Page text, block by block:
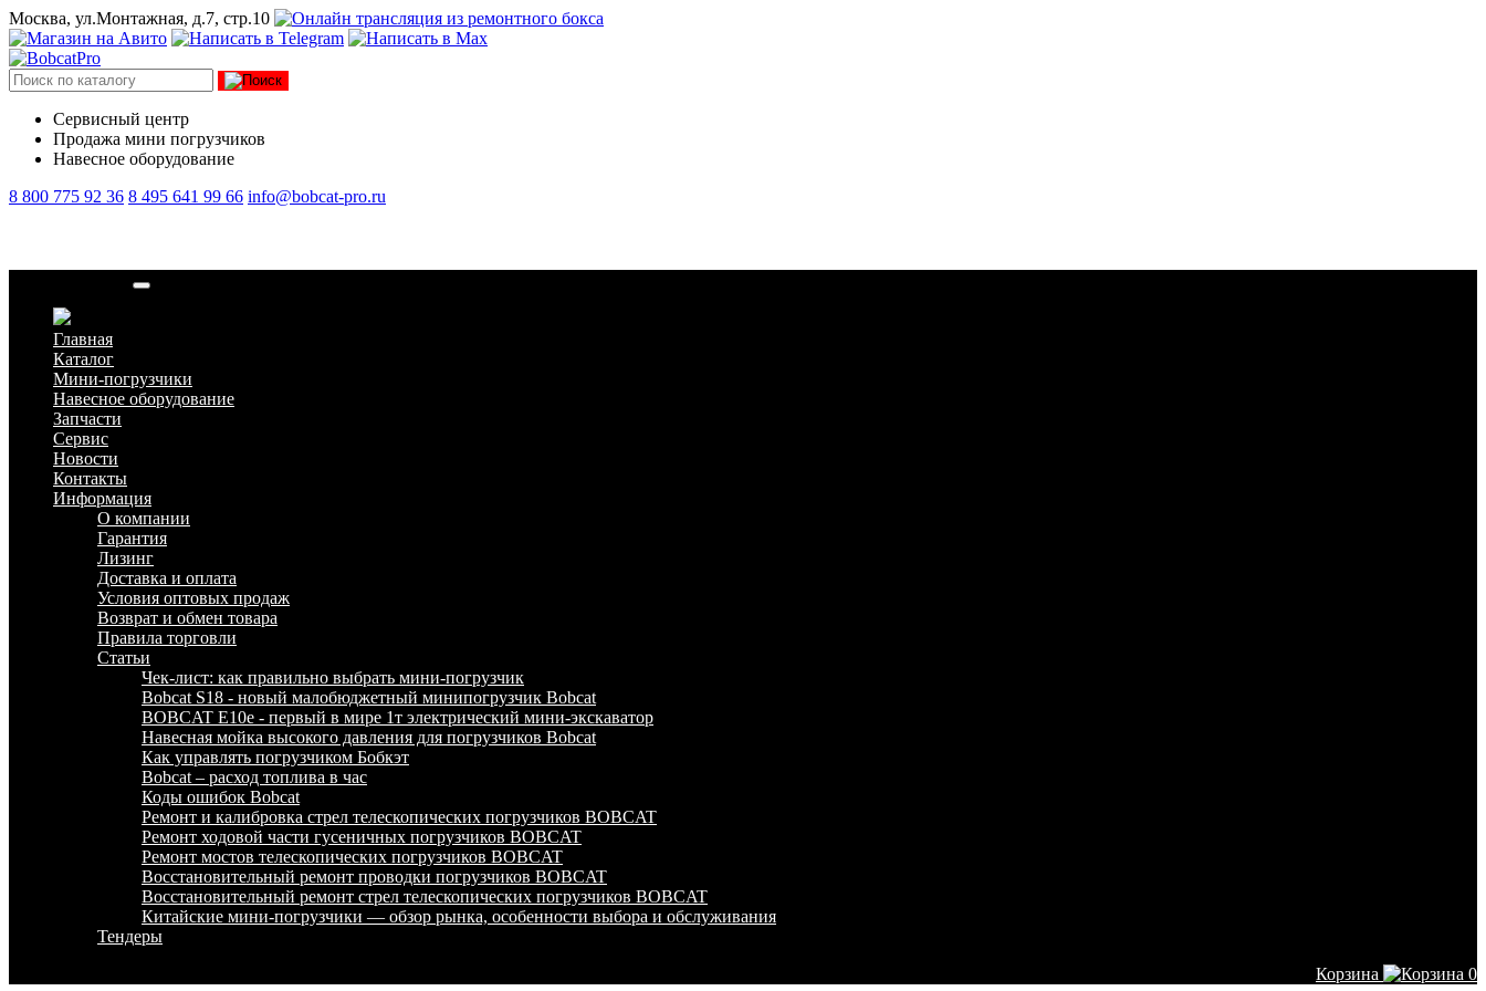
Москва, ул.Монтажная, д.7, стр.10
Сервисный центр
Продажа мини погрузчиков
Навесное оборудование
8 800 775 92 36 8 495 641 99 66 info@bobcat-pro.ru
Главная
Каталог
Мини-погрузчики
Навесное оборудование
Запчасти
Сервис
Новости
Контакты
Информация
О компании
Гарантия
Лизинг
Доставка и оплата
Условия оптовых продаж
Возврат и обмен товара
Правила торговли
Статьи
Чек-лист: как правильно выбрать мини-погрузчик
Bobcat S18 - новый малобюджетный минипогрузчик Bobcat
BOBCAT E10e - первый в мире 1т электрический мини-экскаватор
Навесная мойка высокого давления для погрузчиков Bobcat
Как управлять погрузчиком Бобкэт
Bobcat – расход топлива в час
Коды ошибок Bobcat
Ремонт и калибровка стрел телескопических погрузчиков BOBCAT
Ремонт ходовой части гусеничных погрузчиков BOBCAT
Ремонт мостов телескопических погрузчиков BOBCAT
Восстановительный ремонт проводки погрузчиков BOBCAT
Восстановительный ремонт стрел телескопических погрузчиков BOBCAT
Китайские мини-погрузчики — обзор рынка, особенности выбора и обслуживания
Тендеры
Корзина
0